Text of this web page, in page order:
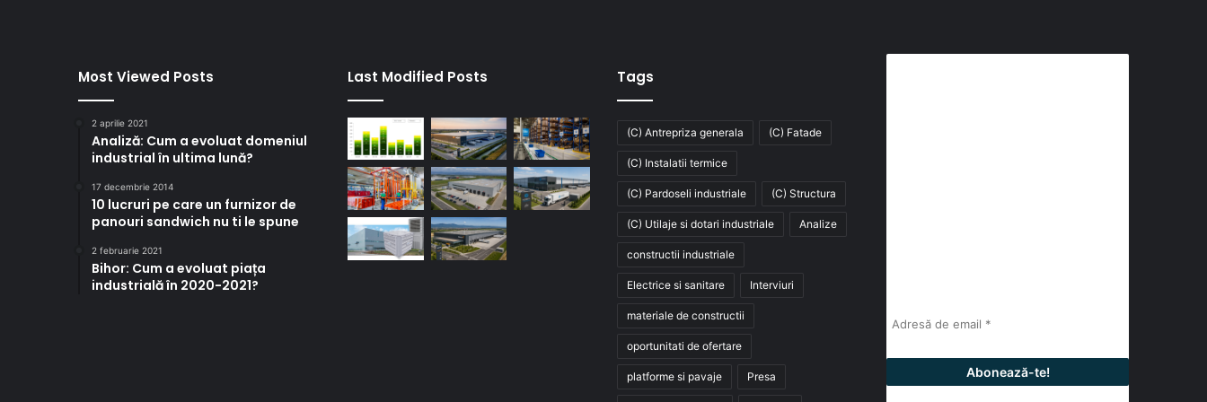
Most Viewed Posts
2 aprilie 2021
Analiză: Cum a evoluat domeniul
industrial în ultima lună?
17 decembrie 2014
10 lucruri pe care un furnizor de
panouri sandwich nu ti le spune
2 februarie 2021
Bihor: Cum a evoluat piața
industrială în 2020-2021?
Last Modified Posts Tags
(C) Antrepriza generala (C) Fatade
(C) Instalatii termice
(C) Pardoseli industriale (C) Structura
(C) Utilaje si dotari industriale Analize
constructii industriale
Electrice si sanitare Interviuri
materiale de constructii
oportunitati de ofertare
platforme si pavaje Presa